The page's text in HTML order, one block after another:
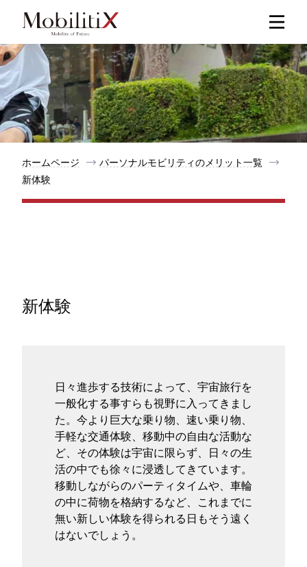
新着記事
人気記事
特集記事
モビリティ
ホームページ
パーソナルモビリティのメリット一覧
新体験
新体験
日々進歩する技術によって、宇宙旅行を
一般化する事すらも視野に入ってきまし
た。今より巨大な乗り物、速い乗り物、
手軽な交通体験、移動中の自由な活動な
ど、その体験は宇宙に限らず、日々の生
活の中でも徐々に浸透してきています。
移動しながらのパーティタイムや、車輪
の中に荷物を格納するなど、これまでに
無い新しい体験を得られる日もそう遠く
はないでしょう。